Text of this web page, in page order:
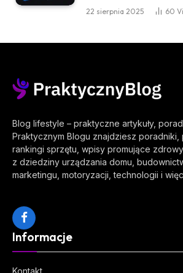
22 sierpnia 2025 60
Blog lifestyle – praktyczne artykuły,
Praktycznym Blogu znajdziesz poradniki,
rankingi sprzętu, wpisy promujące
z dziedziny urządzania domu,
marketingu, motoryzacji, technologii i
Facebook
Informacje
Kontakt